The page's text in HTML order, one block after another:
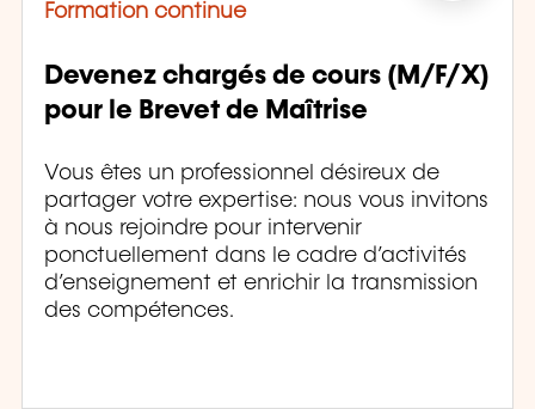
Formation continue
Devenez chargés de cours (M/F/X)
pour le Brevet de Maîtrise
Vous êtes un professionnel désireux de
partager votre expertise: nous vous invitons
à nous rejoindre pour intervenir
ponctuellement dans le cadre d’activités
d’enseignement et enrichir la transmission
des compétences.